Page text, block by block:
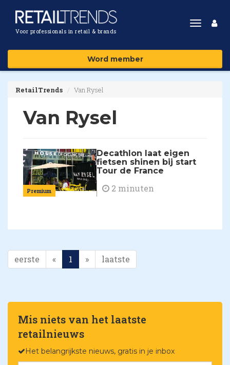
Voor professionals in retail & brands
Toggle
Word member
RetailTrends Van Rysel
Van Rysel
Premium
Decathlon laat eigen
fietsen shinen bij start
Tour de France
2 minuten
eerste « 1 » laatste
Mis niets van het laatste
retailnieuws
Het belangrijkste nieuws, gratis in je inbox